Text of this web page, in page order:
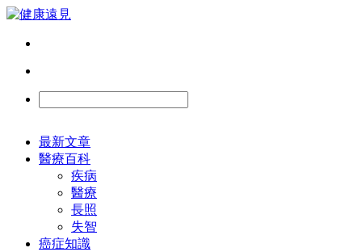
最新文章
醫療百科
疾病
醫療
長照
失智
癌症知識